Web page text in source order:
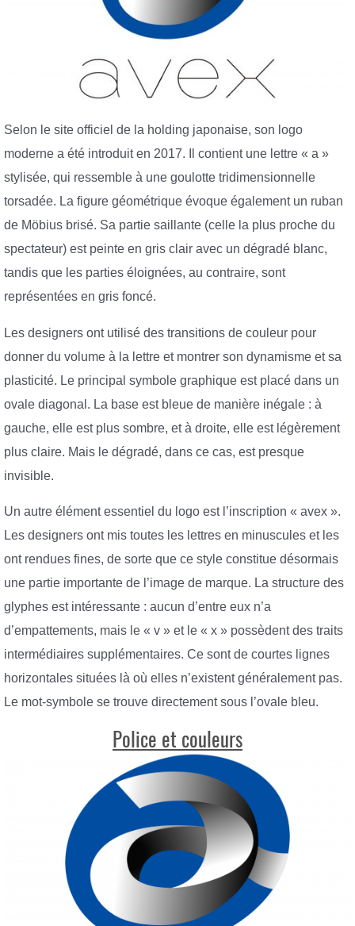
Selon le site officiel de la holding japonaise, son logo
moderne a été introduit en 2017. Il contient une lettre « a »
stylisée, qui ressemble à une goulotte tridimensionnelle
torsadée. La figure géométrique évoque également un ruban
de Möbius brisé. Sa partie saillante (celle la plus proche du
spectateur) est peinte en gris clair avec un dégradé blanc,
tandis que les parties éloignées, au contraire, sont
représentées en gris foncé.
Les designers ont utilisé des transitions de couleur pour
donner du volume à la lettre et montrer son dynamisme et sa
plasticité. Le principal symbole graphique est placé dans un
ovale diagonal. La base est bleue de manière inégale : à
gauche, elle est plus sombre, et à droite, elle est légèrement
plus claire. Mais le dégradé, dans ce cas, est presque
invisible.
Un autre élément essentiel du logo est l’inscription « avex ».
Les designers ont mis toutes les lettres en minuscules et les
ont rendues fines, de sorte que ce style constitue désormais
une partie importante de l’image de marque. La structure des
glyphes est intéressante : aucun d’entre eux n’a
d’empattements, mais le « v » et le « x » possèdent des traits
intermédiaires supplémentaires. Ce sont de courtes lignes
horizontales situées là où elles n’existent généralement pas.
Le mot-symbole se trouve directement sous l’ovale bleu.
Police et couleurs